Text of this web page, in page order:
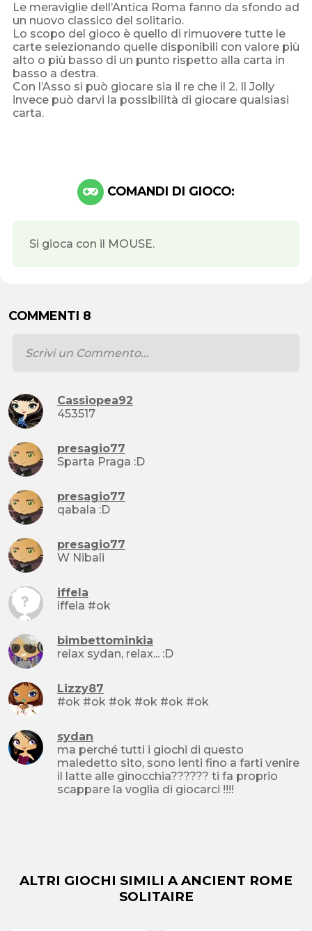
Le meraviglie dell’Antica Roma fanno da sfondo ad
un nuovo classico del solitario.
Lo scopo del gioco è quello di rimuovere tutte le
carte selezionando quelle disponibili con valore più
alto o più basso di un punto rispetto alla carta in
basso a destra.
Con l’Asso si può giocare sia il re che il 2. Il Jolly
invece può darvi la possibilità di giocare qualsiasi
carta.
COMANDI DI GIOCO:
Si gioca con il MOUSE.
COMMENTI 8
Cassiopea92
453517
presagio77
Sparta Praga :D
presagio77
qabala :D
presagio77
W Nibali
iffela
iffela #ok
bimbettominkia
relax sydan, relax... :D
Lizzy87
#ok #ok #ok #ok #ok #ok
sydan
ma perché tutti i giochi di questo
maledetto sito, sono lenti fino a farti venire
il latte alle ginocchia?????? ti fa proprio
scappare la voglia di giocarci !!!!
ALTRI GIOCHI SIMILI A ANCIENT ROME
SOLITAIRE